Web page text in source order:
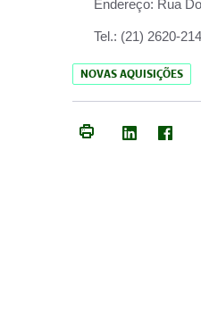
Endereço: Rua
Tel.: (21) 2620-
NOVAS AQUISIÇÕES